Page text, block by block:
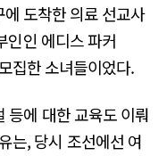
에 도착한 의료 선교사
인인 에디스 파커
집한 소녀들이었다.
등에 대한 교육도 이뤄
는, 당시 조선에선 여